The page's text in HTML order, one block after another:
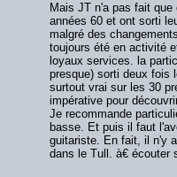
Mais JT n'a pas fait
années 60 et ont sorti
malgré des
toujours été en activité
loyaux services. la
presque) sorti deux fois
surtout vrai sur les 30
impérative pour
Je recommande
basse. Et puis il faut
guitariste. En fait, il n'y
dans le Tull. à€ écouter